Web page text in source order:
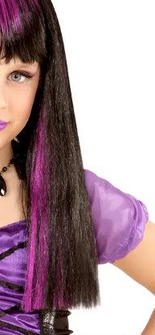
Mini
boszorkánykalap
890
Kosárba
Boszorkány
seprű
fekete
2290